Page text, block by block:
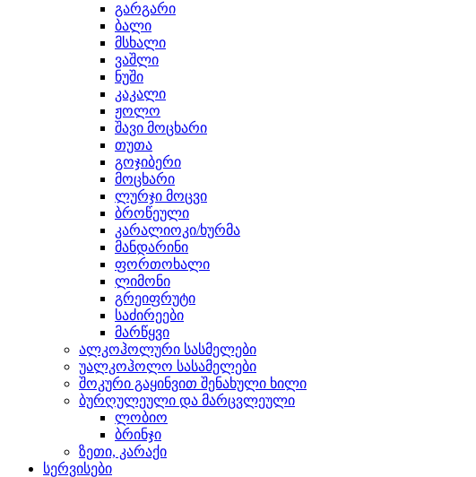
გარგარი
ბალი
მსხალი
ვაშლი
ნუში
კაკალი
ჟოლო
შავი მოცხარი
თუთა
გოჯიბერი
მოცხარი
ლურჯი მოცვი
ბროწეული
კარალიოკი/ხურმა
მანდარინი
ფორთოხალი
ლიმონი
გრეიფრუტი
საძირეები
მარწყვი
ალკოჰოლური სასმელები
უალკოჰოლო სასამელები
შოკური გაყინვით შენახული ხილი
ბურღულეული და მარცვლეული
ლობიო
ბრინჯი
ზეთი, კარაქი
სერვისები